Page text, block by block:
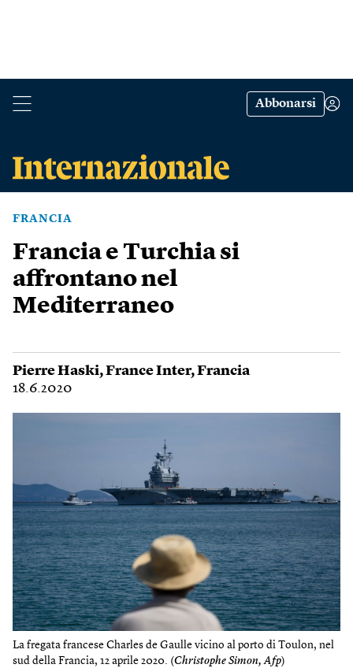
Abbonarsi
FRANCIA
Francia e Turchia si
affrontano nel
Mediterraneo
Pierre Haski,France Inter,Francia
18.6.2020
La fregata francese Charles de Gaulle vicino al porto di Toulon, nel
sud della Francia, 12 aprile 2020. (Christophe Simon, Afp)